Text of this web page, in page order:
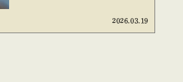
2026.03.19